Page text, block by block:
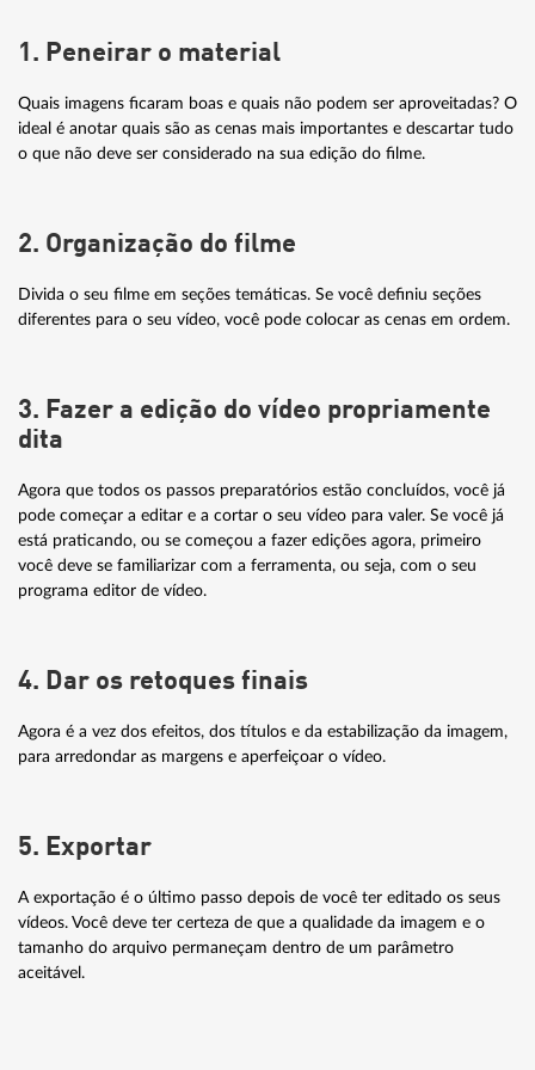
IMPORTAR
Ferramenta para importação da nuvem
Compatível com HEVC (importação de 10 bits)
Compatível com XAVCS
Importação de imagens HEIF
Orientação automática de vídeos em formato de retrato
Gravação em 360°, incluindo stitching
Captura de tela
EXPORTAR
Otimização para a tecnologia Hyper Encode da Intel®
Gravação de DVDs, AVCHD e discos Blu-ray com menus animados
1. Peneirar o material
Quais imagens ficaram boas e quais não podem ser aproveitadas? O
ideal é anotar quais são as cenas mais importantes e descartar tudo
o que não deve ser considerado na sua edição do filme.
2. Organização do filme
Divida o seu filme em seções temáticas. Se você definiu seções
diferentes para o seu vídeo, você pode colocar as cenas em ordem.
3. Fazer a edição do vídeo propriamente
dita
Agora que todos os passos preparatórios estão concluídos, você já
pode começar a editar e a cortar o seu vídeo para valer. Se você já
está praticando, ou se começou a fazer edições agora, primeiro
você deve se familiarizar com a ferramenta, ou seja, com o seu
programa editor de vídeo.
4. Dar os retoques finais
Agora é a vez dos efeitos, dos títulos e da estabilização da imagem,
para arredondar as margens e aperfeiçoar o vídeo.
5. Exportar
A exportação é o último passo depois de você ter editado os seus
vídeos. Você deve ter certeza de que a qualidade da imagem e o
tamanho do arquivo permaneçam dentro de um parâmetro
aceitável.